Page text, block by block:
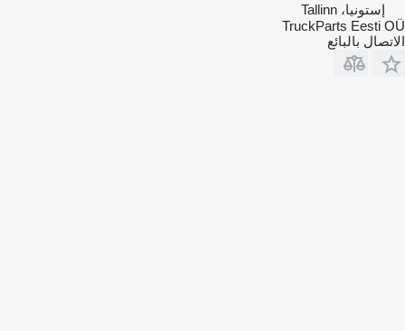
إستونيا، Tallinn
TruckParts Eesti OÜ
الاتصال بالبائع